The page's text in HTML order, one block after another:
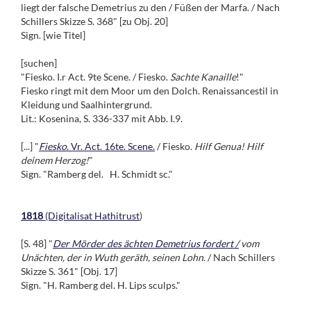
liegt der falsche Demetrius zu den / Füßen der Marfa. / Nach
Schillers Skizze S. 368" [zu Obj. 20]
Sign. [wie Titel]
[suchen]
"Fiesko. I.r Act. 9te Scene. / Fiesko. Sachte Kanaille!"
Fiesko ringt mit dem Moor um den Dolch. Renaissancestil in
Kleidung und Saalhintergrund.
Lit.: Kosenina, S. 336-337 mit Abb. I.9.
[...] "Fiesko.Vr. Act. 16te. Scene./ Fiesko. Hilf Genua! Hilf
deinem Herzog!"
Sign. "Ramberg del. H. Schmidt sc."
1818 (Digitalisat Hathitrust)
[S. 48] "Der Mörder des ächten Demetrius fordert /vom
Unächten, der in Wuth geräth, seinen Lohn./ Nach Schillers
Skizze S. 361" [Obj. 17]
Sign. "H. Ramberg del. H. Lips sculps."